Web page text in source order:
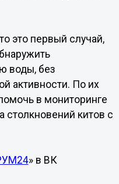
это первый случай,
воды, без
активности. По их
в мониторинге
столкновений китов с
» в ВК